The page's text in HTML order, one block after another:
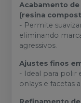
Acabamento
(resina
- Permite
eliminando
agressivos.
Ajustes finos
- Ideal para polir
onlays e facetas